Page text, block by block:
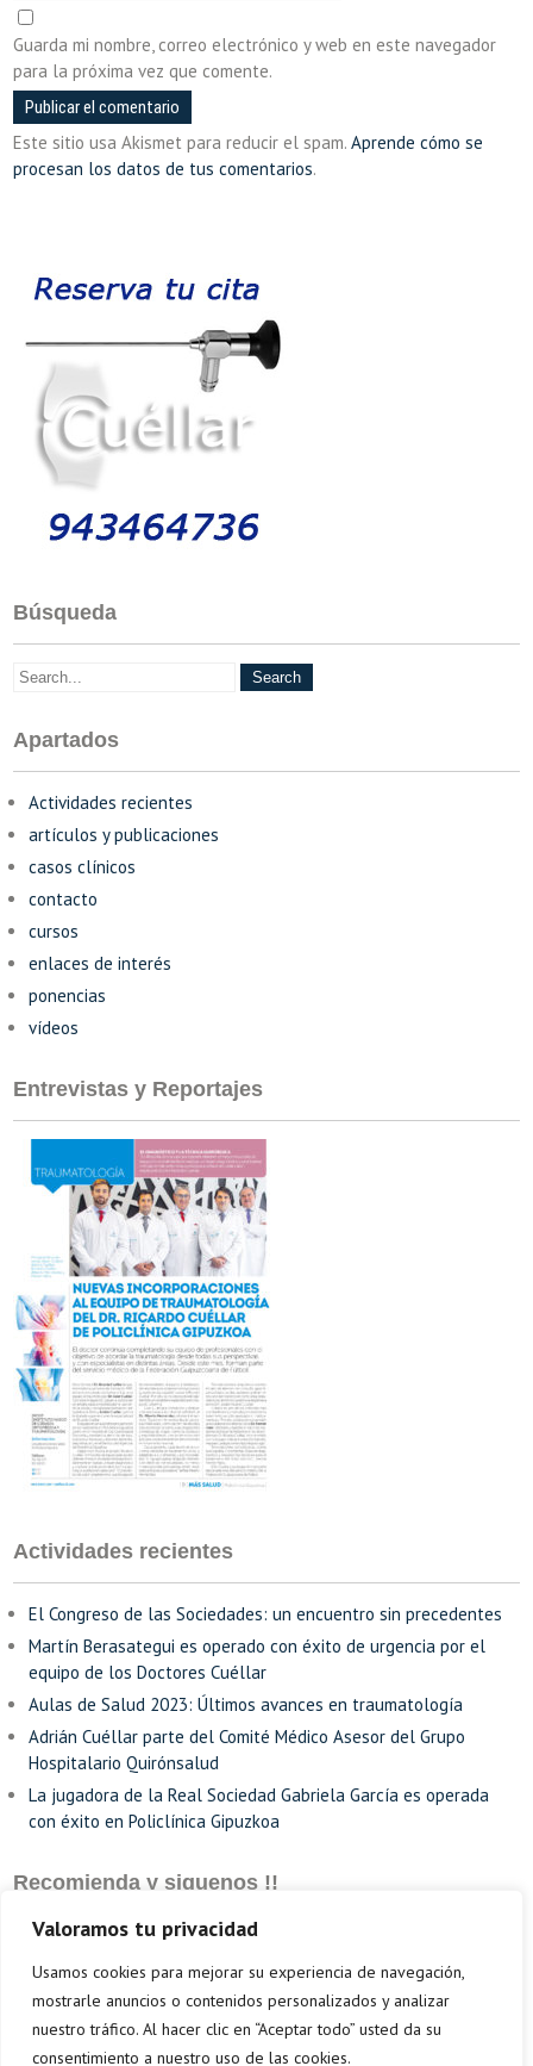
Valoramos tu privacidad
Usamos cookies para mejorar su experiencia de navegación,
mostrarle anuncios o contenidos personalizados y analizar
nuestro tráfico. Al hacer clic en “Aceptar todo” usted da su
consentimiento a nuestro uso de las cookies.
Guarda mi nombre, correo electrónico y web en este navegador
para la próxima vez que comente.
Este sitio usa Akismet para reducir el spam.Aprende cómo se
procesan los datos de tus comentarios.
Búsqueda
Apartados
Actividades recientes
artículos y publicaciones
casos clínicos
contacto
cursos
enlaces de interés
ponencias
vídeos
Entrevistas y Reportajes
Actividades recientes
El Congreso de las Sociedades: un encuentro sin precedentes
Martín Berasategui es operado con éxito de urgencia por el
equipo de los Doctores Cuéllar
Aulas de Salud 2023: Últimos avances en traumatología
Adrián Cuéllar parte del Comité Médico Asesor del Grupo
Hospitalario Quirónsalud
La jugadora de la Real Sociedad Gabriela García es operada
con éxito en Policlínica Gipuzkoa
Recomienda y siguenos !!